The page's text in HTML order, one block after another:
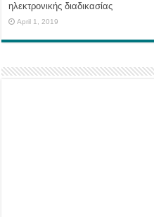
ηλεκτρονικής διαδικασίας
April 1, 2019